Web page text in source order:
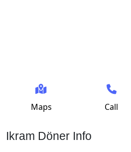
Maps Call
Ikram Döner Info